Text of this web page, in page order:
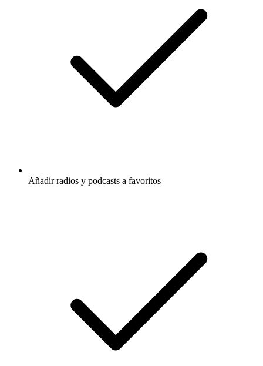
Añadir radios y podcasts a favoritos